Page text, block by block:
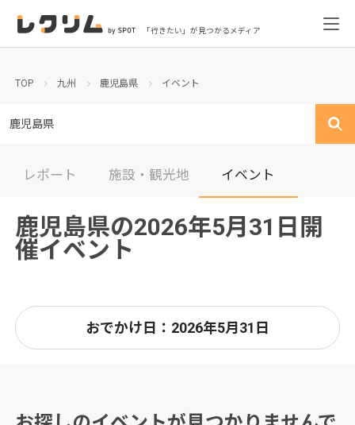
「行きたい」が見つかるメディア
TOP 九州 鹿児島県 イベント
鹿児島県
レポート 施設・観光地 イベント
鹿児島県の2026年5月31日開
催イベント
おでかけ日：2026年5月31日